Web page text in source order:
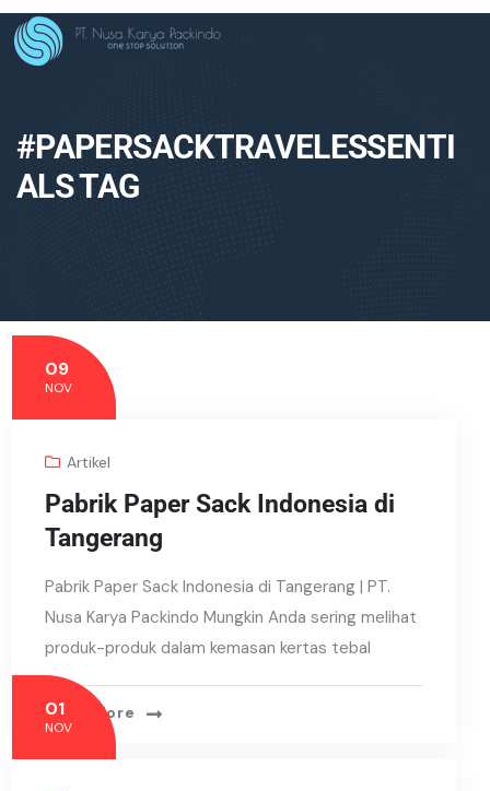
#PAPERSACKTRAVELESSENTI
ALS TAG
09
NOV
Artikel
Pabrik Paper Sack Indonesia di
Tangerang
Pabrik Paper Sack Indonesia di Tangerang | PT.
Nusa Karya Packindo Mungkin Anda sering melihat
produk-produk dalam kemasan kertas tebal
Read More
01
NOV